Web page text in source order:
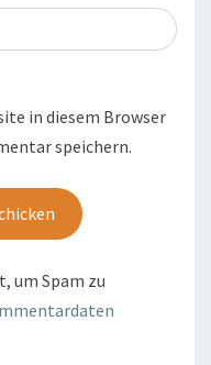
in diesem Browser
speichern.
um Spam zu